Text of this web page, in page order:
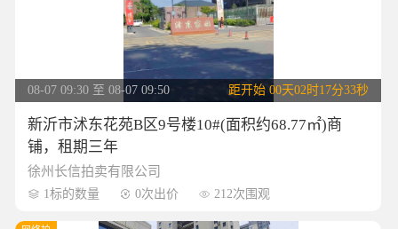
08-07 09:30 至 08-07 09:50 距开始 00天02时17分32秒
新沂市沭东花苑B区9号楼10#(面积约68.77㎡)商
铺，租期三年
徐州长信拍卖有限公司
 1标的数量  0次出价  212次围观